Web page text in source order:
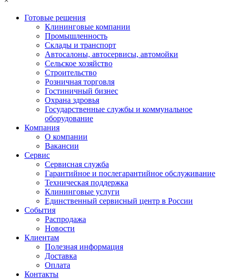
Готовые решения
Клининговые компании
Промышленность
Склады и транспорт
Автосалоны, автосервисы, автомойки
Сельское хозяйство
Строительство
Розничная торговля
Гостиничный бизнес
Охрана здровья
Государственные службы и коммунальное
оборудование
Компания
О компании
Вакансии
Сервис
Сервисная служба
Гарантийное и послегарантийное обслуживание
Техническая поддержка
Клининговые услуги
Единственный сервисный центр в России
События
Распродажа
Новости
Клиентам
Полезная информация
Доставка
Оплата
Контакты